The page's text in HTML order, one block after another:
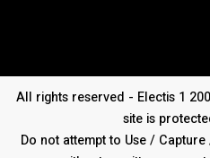
All rights reserved - Electis 1
site is
Do not attempt to Use /